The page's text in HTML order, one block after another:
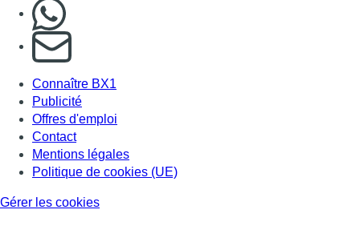
S'abonner à notre newsletter
Connaître BX1
Publicité
Offres d'emploi
Contact
Mentions légales
Politique de cookies (UE)
Gérer les cookies